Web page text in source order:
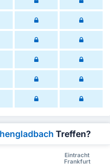
Treffen?
Eintracht
Frankfurt